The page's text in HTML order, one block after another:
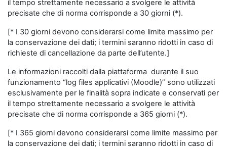
il tempo strettamente necessario a svolgere le attività
precisate che di norma corrisponde a 30 giorni (*).
[* I 30 giorni devono considerarsi come limite massimo per
la conservazione dei dati; i termini saranno ridotti in caso di
richieste di cancellazione da parte dell’utente.]
Le informazioni raccolti dalla piattaforma durante il suo
funzionamento “log files applicativi (Moodle)” sono utilizzati
esclusivamente per le finalità sopra indicate e conservati per
il tempo strettamente necessario a svolgere le attività
precisate che di norma corrisponde a 365 giorni (*).
[* I 365 giorni devono considerarsi come limite massimo per
la conservazione dei dati; i termini saranno ridotti in caso di